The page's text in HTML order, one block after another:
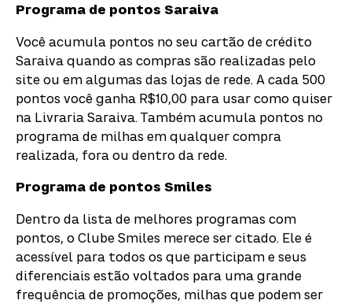
Programa de pontos Saraiva
Você acumula pontos no seu cartão de crédito
Saraiva quando as compras são realizadas pelo
site ou em algumas das lojas de rede. A cada 500
pontos você ganha R$10,00 para usar como quiser
na Livraria Saraiva. Também acumula pontos no
programa de milhas em qualquer compra
realizada, fora ou dentro da rede.
Programa de pontos Smiles
Dentro da lista de melhores programas com
pontos, o Clube Smiles merece ser citado. Ele é
acessível para todos os que participam e seus
diferenciais estão voltados para uma grande
frequência de promoções, milhas que podem ser